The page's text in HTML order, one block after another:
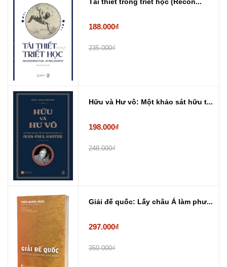
Tái thiết trong triết học (Recon...
188.000₫
235.000₫
Hữu và Hư vô: Một khảo sát hữu t...
198.000₫
248.000₫
Giải đế quốc: Lấy châu Á làm phư...
297.000₫
350.000₫